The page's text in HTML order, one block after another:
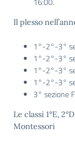
Il plesso
1°-2°-3°
1°-2°-3°
1°-2°-3°
1°-2°-3°
3° sezione
Le classi 1°E,
Montessori